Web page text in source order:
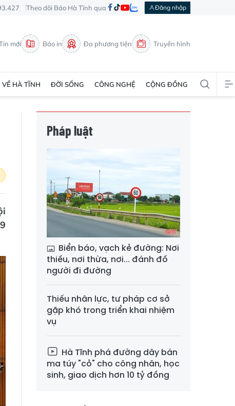
Theo dõi Báo Hà Tĩnh qua Đăng nhập
mới Báo in Đa phương tiện Truyền hình
VỀ HÀ TĨNH ĐỜI SỐNG CÔNG NGHỆ CỘNG ĐỒNG
Pháp luật
Biển báo, vạch kẻ đường: Nơi
thiếu, nơi thừa, nơi... đánh đố
người đi đường
Thiếu nhân lực, tư pháp cơ sở
gặp khó trong triển khai nhiệm
vụ
Hà Tĩnh phá đường dây bán
ma túy "cỏ" cho công nhân, học
sinh, giao dịch hơn 10 tỷ đồng